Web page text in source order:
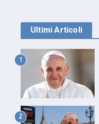
Ultimi Articoli
1
2